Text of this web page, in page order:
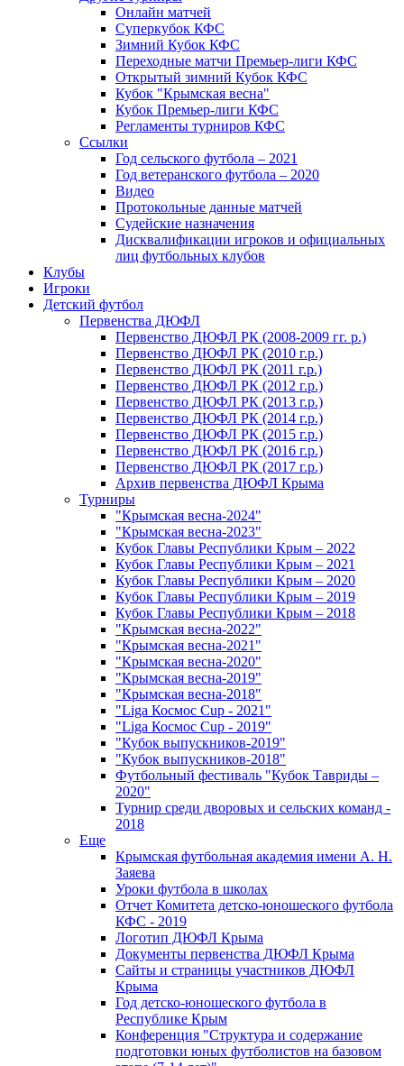
Онлайн матчей
Суперкубок КФС
Зимний Кубок КФС
Переходные матчи Премьер-лиги КФС
Открытый зимний Кубок КФС
Кубок "Крымская весна"
Кубок Премьер-лиги КФС
Регламенты турниров КФС
Ссылки
Год сельского футбола – 2021
Год ветеранского футбола – 2020
Видео
Протокольные данные матчей
Судейские назначения
Дисквалификации игроков и официальных
лиц футбольных клубов
Клубы
Игроки
Детский футбол
Первенства ДЮФЛ
Первенство ДЮФЛ РК (2008-2009 гг. р.)
Первенство ДЮФЛ РК (2010 г.р.)
Первенство ДЮФЛ РК (2011 г.р.)
Первенство ДЮФЛ РК (2012 г.р.)
Первенство ДЮФЛ РК (2013 г.р.)
Первенство ДЮФЛ РК (2014 г.р.)
Первенство ДЮФЛ РК (2015 г.р.)
Первенство ДЮФЛ РК (2016 г.р.)
Первенство ДЮФЛ РК (2017 г.р.)
Архив первенства ДЮФЛ Крыма
Турниры
"Крымская весна-2024"
"Крымская весна-2023"
Кубок Главы Республики Крым – 2022
Кубок Главы Республики Крым – 2021
Кубок Главы Республики Крым – 2020
Кубок Главы Республики Крым – 2019
Кубок Главы Республики Крым – 2018
"Крымская весна-2022"
"Крымская весна-2021"
"Крымская весна-2020"
"Крымская весна-2019"
"Крымская весна-2018"
"Liga Космос Cup - 2021"
"Liga Космос Cup - 2019"
"Кубок выпускников-2019"
"Кубок выпускников-2018"
Футбольный фестиваль "Кубок Тавриды –
2020"
Турнир среди дворовых и сельских команд -
2018
Еще
Крымская футбольная академия имени А. Н.
Заяева
Уроки футбола в школах
Отчет Комитета детско-юношеского футбола
КФС - 2019
Логотип ДЮФЛ Крыма
Документы первенства ДЮФЛ Крыма
Сайты и страницы участников ДЮФЛ
Крыма
Год детско-юношеского футбола в
Республике Крым
Конференция "Структура и содержание
подготовки юных футболистов на базовом